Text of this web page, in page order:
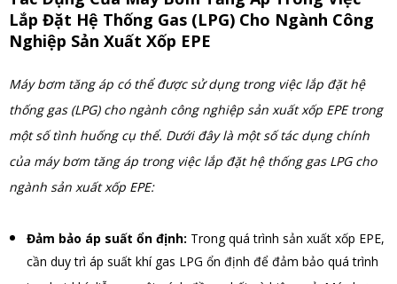
Lắp Đặt Hệ Thống Gas (LPG) Cho Ngành Công
Nghiệp Sản Xuất Xốp EPE
Máy bơm tăng áp có thể được sử dụng trong việc lắp đặt hệ
thống gas (LPG) cho ngành công nghiệp sản xuất xốp EPE trong
một số tình huống cụ thể. Dưới đây là một số tác dụng chính
của máy bơm tăng áp trong việc lắp đặt hệ thống gas LPG cho
ngành sản xuất xốp EPE:
Đảm bảo áp suất ổn định: Trong quá trình sản xuất xốp EPE,
cần duy trì áp suất khí gas LPG ổn định để đảm bảo quá trình